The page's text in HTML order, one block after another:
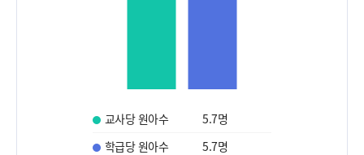
교사당 원아수 5.7명
학급당 원아수
5.7명